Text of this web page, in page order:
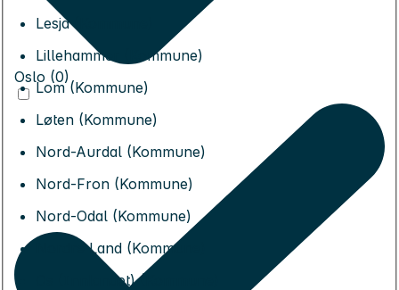
Lesja (Kommune)
Lillehammer (Kommune)
Lom (Kommune)
Løten (Kommune)
Nord-Aurdal (Kommune)
Nord-Fron (Kommune)
Nord-Odal (Kommune)
Nordre Land (Kommune)
Os (Innlandet) (Kommune)
Oslo (0)